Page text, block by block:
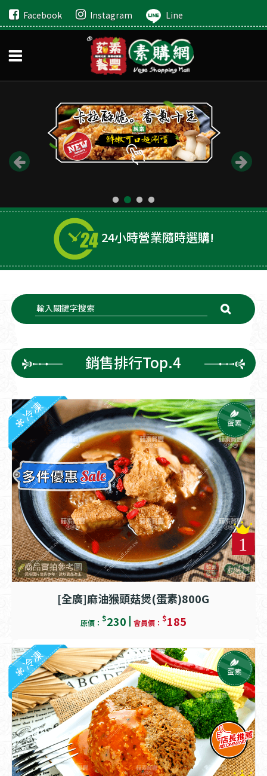
Facebook Instagram Line
24小時營業隨時選購!
銷售排行Top.4
[全廣]麻油猴頭菇煲(蛋素)800G
原價： $230 會員價： $185
冷凍 蛋素
冷凍 蛋素